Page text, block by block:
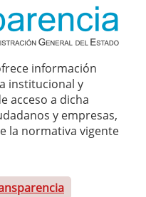
información
institucional y
acceso a dicha
y empresas,
la normativa vigente